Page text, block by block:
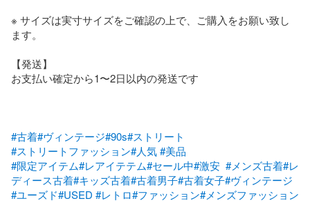
※ サイズは実寸サイズをご確認の上で、ご購入をお願い致し
ます。
【発送】
お支払い確定から1〜2日以内の発送です
#古着#ヴィンテージ#90s#ストリート
#ストリートファッション#人気#美品
#限定アイテム#レアイテテム#セール中#激安 #メンズ古着#レ
ディース古着#キッズ古着#古着男子#古着女子#ヴィンテージ
#ユーズド#USED #レトロ#ファッション#メンズファッション